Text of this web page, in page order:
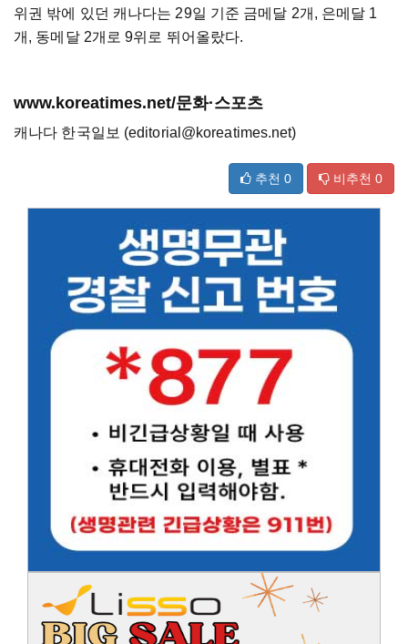
위권 밖에 있던 캐나다는 29일 기준 금메달 2개, 은메달 1
개, 동메달 2개로 9위로 뛰어올랐다.
www.koreatimes.net/문화·스포츠
캐나다 한국일보 (editorial@koreatimes.net)
추천 0 비추천 0